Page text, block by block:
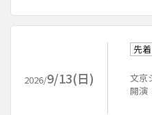
2026/9/13(日)
先着
文京
開演